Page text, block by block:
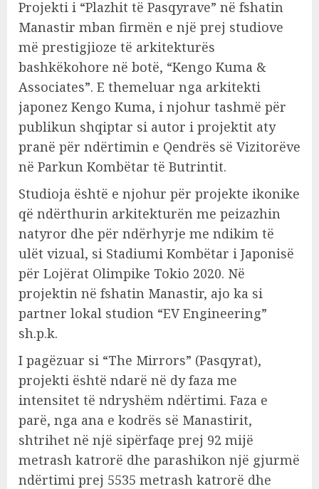
Projekti i “Plazhit të Pasqyrave” në fshatin
Manastir mban firmën e një prej studiove
më prestigjioze të arkitekturës
bashkëkohore në botë, “Kengo Kuma &
Associates”. E themeluar nga arkitekti
japonez Kengo Kuma, i njohur tashmë për
publikun shqiptar si autor i projektit aty
pranë për ndërtimin e Qendrës së Vizitorëve
në Parkun Kombëtar të Butrintit.
Studioja është e njohur për projekte ikonike
që ndërthurin arkitekturën me peizazhin
natyror dhe për ndërhyrje me ndikim të
ulët vizual, si Stadiumi Kombëtar i Japonisë
për Lojërat Olimpike Tokio 2020. Në
projektin në fshatin Manastir, ajo ka si
partner lokal studion “EV Engineering”
sh.p.k.
I pagëzuar si “The Mirrors” (Pasqyrat),
projekti është ndarë në dy faza me
intensitet të ndryshëm ndërtimi. Faza e
parë, nga ana e kodrës së Manastirit,
shtrihet në një sipërfaqe prej 92 mijë
metrash katrorë dhe parashikon një gjurmë
ndërtimi prej 5535 metrash katrorë dhe